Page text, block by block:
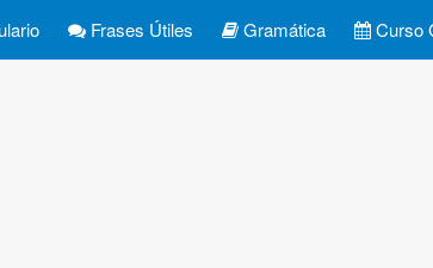
Frases Útiles Gramática Curso